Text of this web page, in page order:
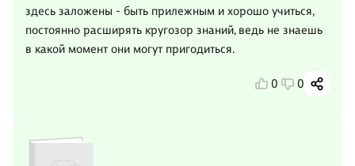
здесь заложены - быть прилежным и хорошо учиться,
постоянно расширять кругозор знаний, ведь не знаешь
в какой момент они могут пригодиться.
0 0